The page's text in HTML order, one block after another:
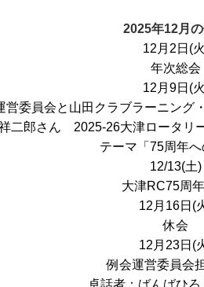
ー
2025年12月
12月2日(
年次総会
12月9日(
営委員会と山田クラブラーニング
二郎さん 2025-26大津ロータ
テーマ「75周年へ
12/13(土)
大津RC75周
12月16日(
休会
12月23日(
例会運営委員会
卓話者：ばんばひ